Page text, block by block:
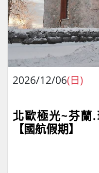
2026/12/06(日)
北歐極光~芬蘭
【國航假期】